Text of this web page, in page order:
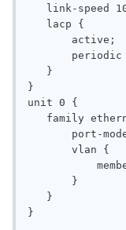
}
unit 0 {
}